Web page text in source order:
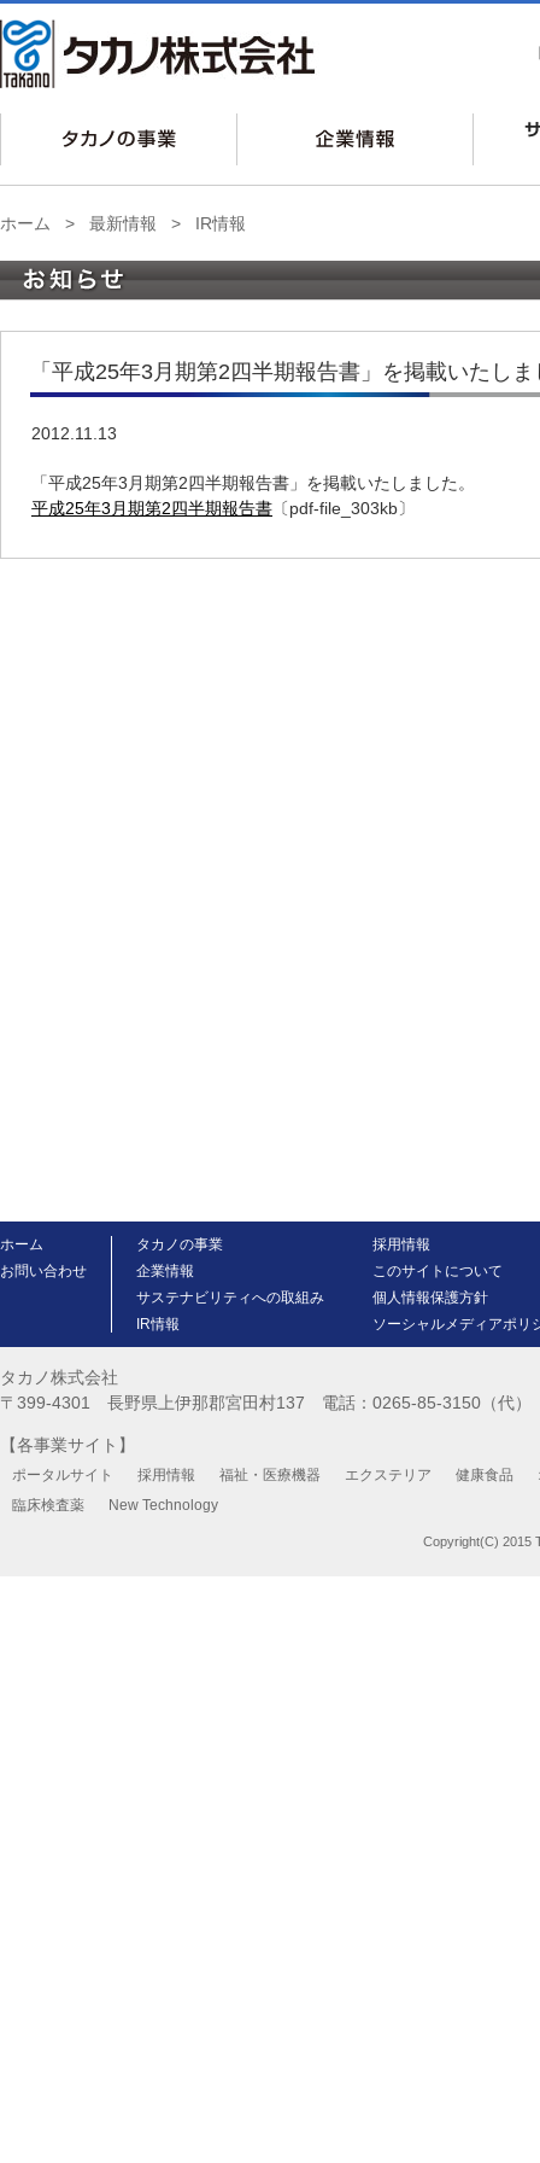
ホーム > 最新情報 > IR情報
「平成25年3月期第2四半期報告書」を掲載いたし
2012.11.13
「平成25年3月期第2四半期報告書」を掲載いたしました。
平成25年3月期第2四半期報告書 〔pdf-file_303kb〕
ホーム
お問い合わせ
タカノの事業
企業情報
サステナビリティへの取組み
IR情報
採用情報
このサイトについて
個人情報保護方針
ソーシャルメディアポリ
タカノ株式会社
〒399-4301 長野県上伊那郡宮田村137 電話：0265-85-3150（代
【各事業サイト】
ポータルサイト 採用情報 福祉・医療機器 エクステリア 健康食品
臨床検査薬
New Technology
Copyright(C) 2015